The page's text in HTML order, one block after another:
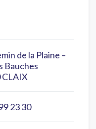
de la Plaine –
Bauches
CLAIX
23 30